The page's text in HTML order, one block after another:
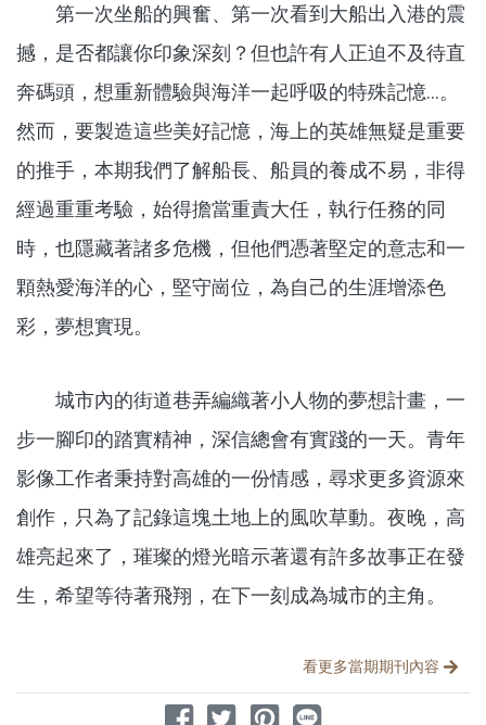
第一次坐船的興奮、第一次看到大船出入港的震
撼，是否都讓你印象深刻？但也許有人正迫不及待直
奔碼頭，想重新體驗與海洋一起呼吸的特殊記憶...。
然而，要製造這些美好記憶，海上的英雄無疑是重要
的推手，本期我們了解船長、船員的養成不易，非得
經過重重考驗，始得擔當重責大任，執行任務的同
時，也隱藏著諸多危機，但他們憑著堅定的意志和一
顆熱愛海洋的心，堅守崗位，為自己的生涯增添色
彩，夢想實現。
城市內的街道巷弄編織著小人物的夢想計畫，一
步一腳印的踏實精神，深信總會有實踐的一天。青年
影像工作者秉持對高雄的一份情感，尋求更多資源來
創作，只為了記錄這塊土地上的風吹草動。夜晚，高
雄亮起來了，璀璨的燈光暗示著還有許多故事正在發
生，希望等待著飛翔，在下一刻成為城市的主角。
看更多當期期刊內容
分享文章
分享到 Facebook
分享到 Twitter
分享到 Pinterest
分享到 Line